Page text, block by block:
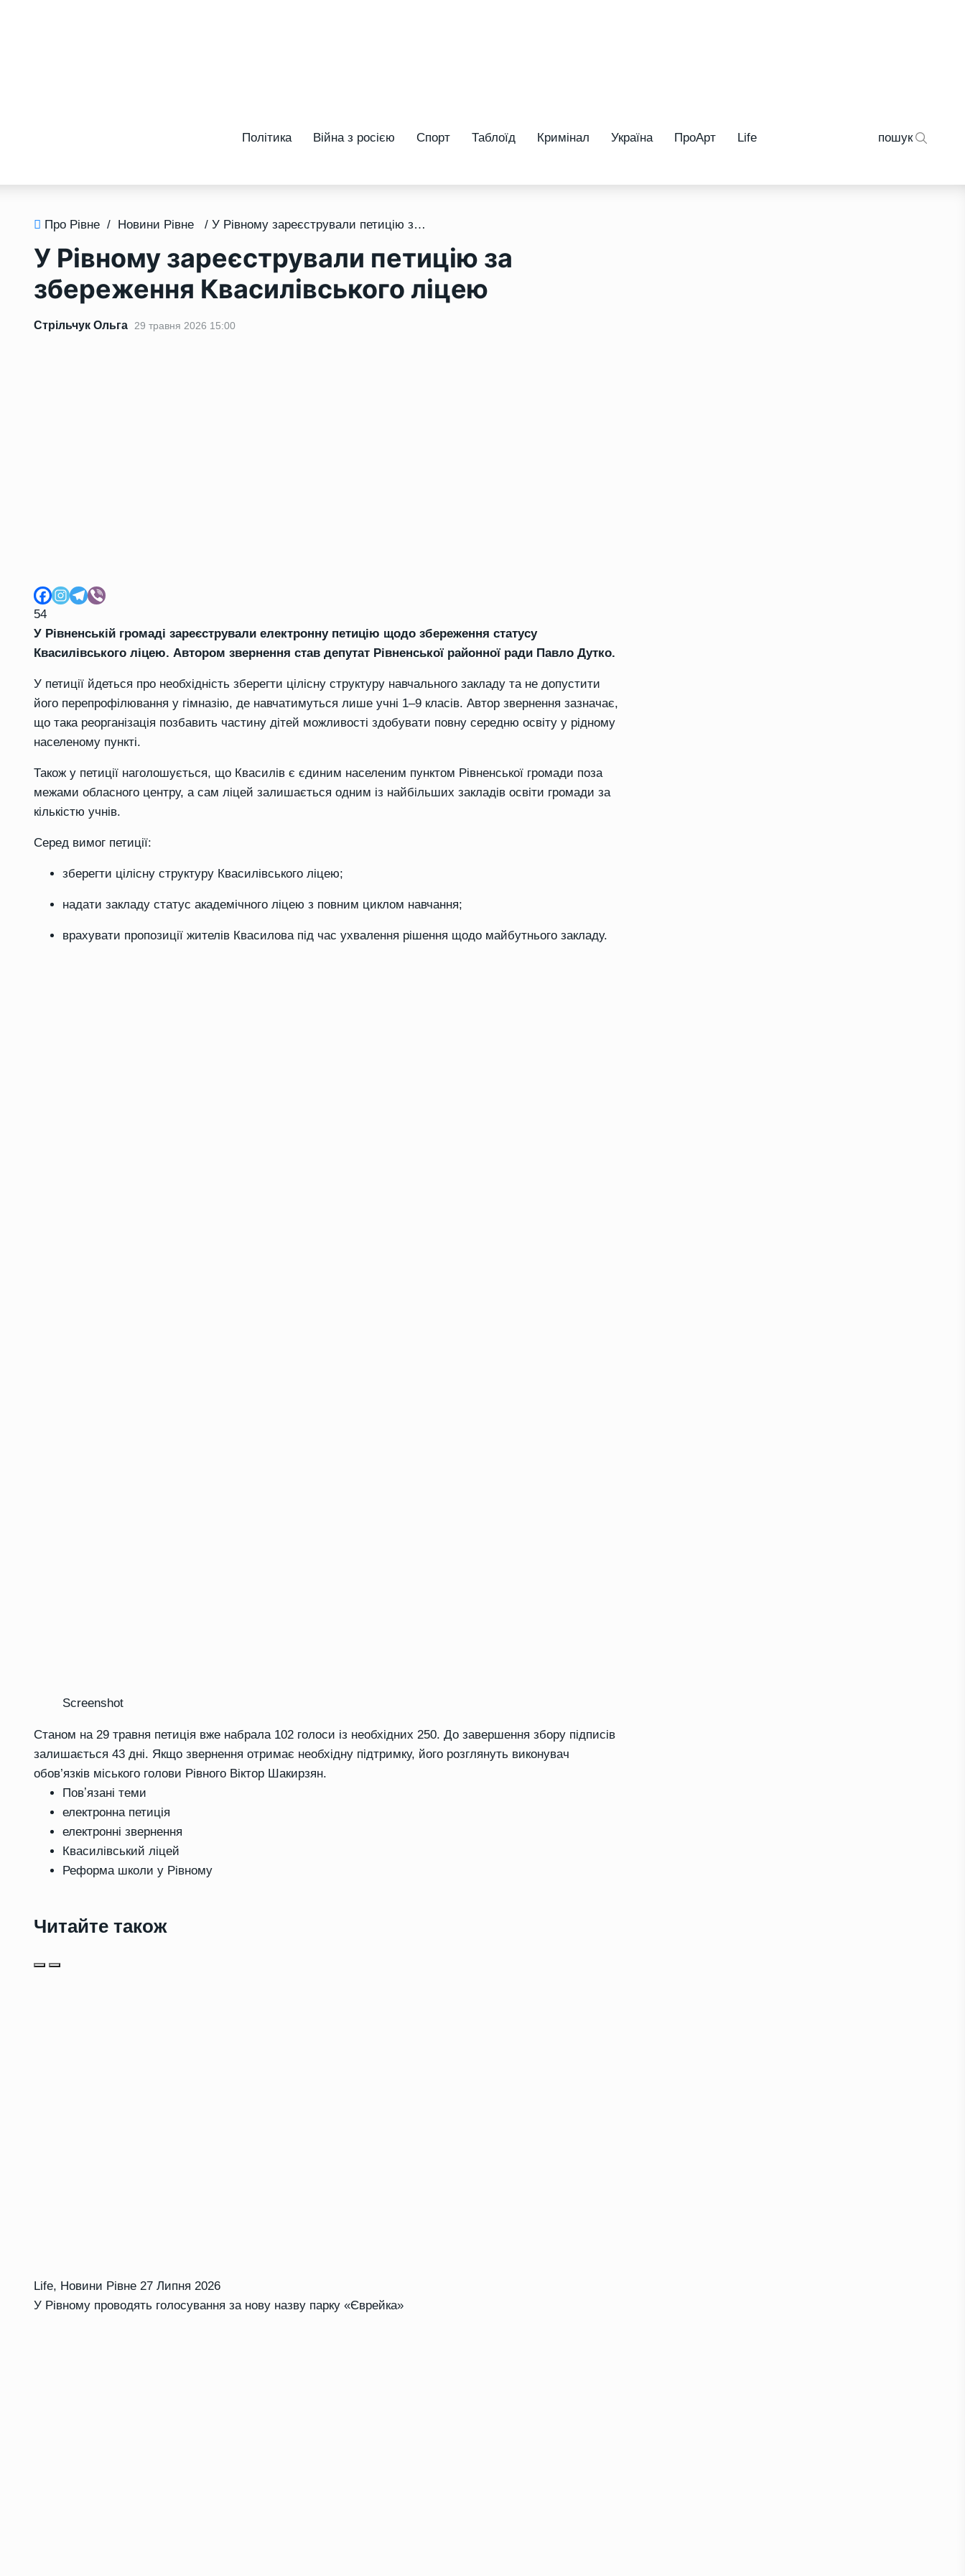
Політика Війна з росією Спорт Таблоїд Кримінал Україна ПроАрт Life пошук
Про Рівне / Новини Рівне / У Рівному зареєстрували петицію за збереження Квасилівського ліцею
У Рівному зареєстрували петицію за
збереження Квасилівського ліцею
Стрільчук Ольга 29 травня 2026 15:00
54
У Рівненській громаді зареєстрували електронну петицію щодо збереження статусу
Квасилівського ліцею. Автором звернення став депутат Рівненської районної ради Павло Дутко.
У петиції йдеться про необхідність зберегти цілісну структуру навчального закладу та не допустити
його перепрофілювання у гімназію, де навчатимуться лише учні 1–9 класів. Автор звернення зазначає,
що така реорганізація позбавить частину дітей можливості здобувати повну середню освіту у рідному
населеному пункті.
Також у петиції наголошується, що Квасилів є єдиним населеним пунктом Рівненської громади поза
межами обласного центру, а сам ліцей залишається одним із найбільших закладів освіти громади за
кількістю учнів.
Серед вимог петиції:
зберегти цілісну структуру Квасилівського ліцею;
надати закладу статус академічного ліцею з повним циклом навчання;
врахувати пропозиції жителів Квасилова під час ухвалення рішення щодо майбутнього закладу.
Screenshot
Станом на 29 травня петиція вже набрала 102 голоси із необхідних 250. До завершення збору підписів
залишається 43 дні. Якщо звернення отримає необхідну підтримку, його розглянуть виконувач
обов’язків міського голови Рівного Віктор Шакирзян.
Повʼязані теми
електронна петиція
електронні звернення
Квасилівський ліцей
Реформа школи у Рівному
Читайте також
Life, Новини Рівне 27 Липня 2026
У Рівному проводять голосування за нову назву парку «Єврейка»